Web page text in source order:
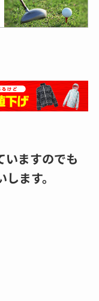
いますのでも
ます。